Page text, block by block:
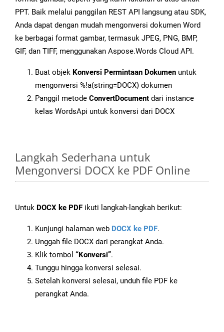
PPT. Baik melalui panggilan REST API langsung atau SDK,
Anda dapat dengan mudah mengonversi dokumen Word
ke berbagai format gambar, termasuk JPEG, PNG, BMP,
GIF, dan TIFF, menggunakan Aspose.Words Cloud API.
Buat objek Konversi Permintaan Dokumen untuk
mengonversi %!a(string=DOCX) dokumen
Panggil metode ConvertDocument dari instance
kelas WordsApi untuk konversi dari DOCX
Langkah Sederhana untuk
Mengonversi DOCX ke PDF Online
Untuk DOCX ke PDF ikuti langkah-langkah berikut:
Kunjungi halaman web DOCX ke PDF.
Unggah file DOCX dari perangkat Anda.
Klik tombol “Konversi”.
Tunggu hingga konversi selesai.
Setelah konversi selesai, unduh file PDF ke
perangkat Anda.